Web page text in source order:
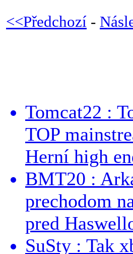
<<Předchozí -
Tomcat22 :
TOP
Herní high
BMT20 :
prechodom
pred
SuSty : Tak